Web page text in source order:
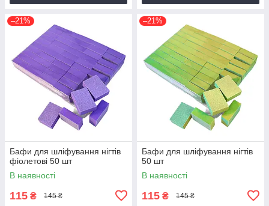
–21%
Бафи для шліфування нігтів
фіолетові 50 шт
В наявності
115 ₴ 145 ₴
–21%
Бафи для шліфування нігтів
50 шт
В наявності
115 ₴ 145 ₴